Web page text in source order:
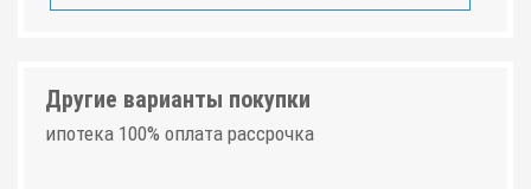
Другие варианты покупки
ипотека 100% оплата рассрочка